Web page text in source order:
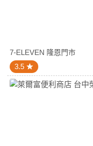
7-ELEVEN 隆恩門市
3.5